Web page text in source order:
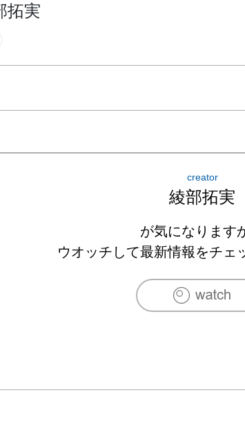
拓実
creator
綾部拓実
が気になります
ウオッチして最新情報をチェ